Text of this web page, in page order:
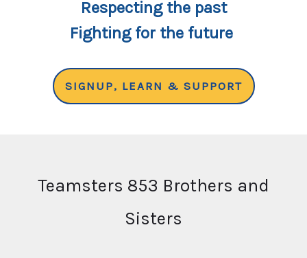
Respecting the past
Fighting for the future
SIGNUP, LEARN & SUPPORT
Teamsters 853 Brothers and
Sisters